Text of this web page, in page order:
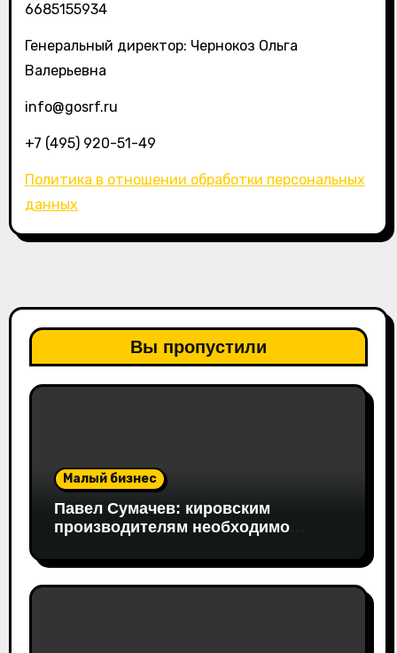
6685155934
Генеральный директор: Чернокоз Ольга
Валерьевна
info@gosrf.ru
+7 (495) 920-51-49
Политика в отношении обработки персональных
данных
Вы пропустили
Малый бизнес
Павел Сумачев: кировским
производителям необходимо
рынок